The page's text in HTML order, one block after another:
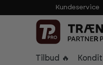
to main content
Skip to main navigation
Kundeservice
Tilbud 🔥